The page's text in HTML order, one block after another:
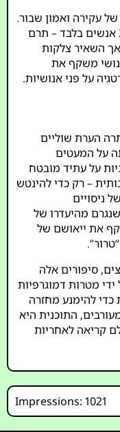
עקירה ואמון שבור.
ההיקף הקטן של התוכנית – העברת 30 אנשים בלבד – תרם
השאיר צלקות
משקף את
על פני אנושיות.
ישראל-פרגוואי משנת 1969 נותרה הערת שוליים
על המעטים
על עתיד מובטח
– רק כדי להינטש
ניסויים
הירי בשגרירות ב-1970, שנגרם מהיעדרו של
את ייאושם של
סיפורים אלה
מטרות דמוגרפיות
להימנע מחזרה
המעורבים, התוכנית היא
קריאה לאחריות
Impressions: 1021